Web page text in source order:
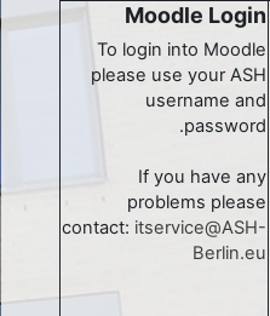
Moodle Login
To login into Moodle
please use your ASH
username and
password.
If you have any
problems please
contact: itservice@ASH-
Berlin.eu